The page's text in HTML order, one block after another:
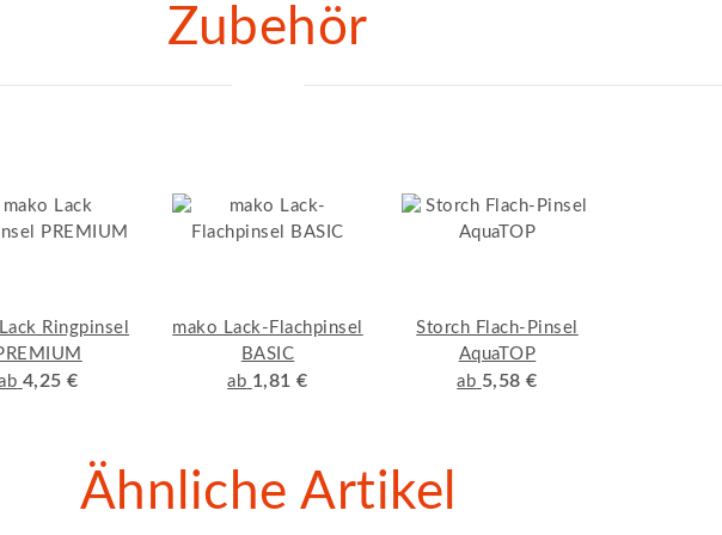
Zubehör
Ringpinsel
4,25 €
mako Lack-Flachpinsel
BASIC
ab 1,81 €
Storch Flach-Pinsel
AquaTOP
ab 5,58 €
Ähnliche Artikel